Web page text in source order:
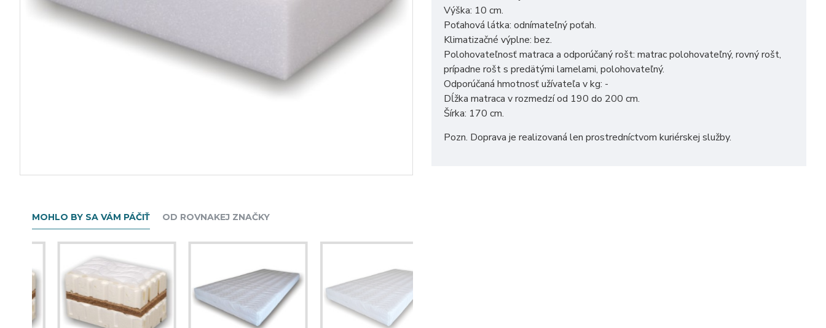
Výška: 10 cm.
Poťahová látka: odnímateľný poťah.
Klimatizačné výplne: bez.
Polohovateľnosť matraca a odporúčaný rošt: matrac polohovateľný, rovný rošt,
prípadne rošt s predätými lamelami, polohovateľný.
Odporúčaná hmotnosť užívateľa v kg: -
Dĺžka matraca v rozmedzí od 190 do 200 cm.
Šírka: 170 cm.
Pozn. Doprava je realizovaná len prostredníctvom kuriérskej služby.
MOHLO BY SA VÁM PÁČIŤ OD ROVNAKEJ ZNAČKY